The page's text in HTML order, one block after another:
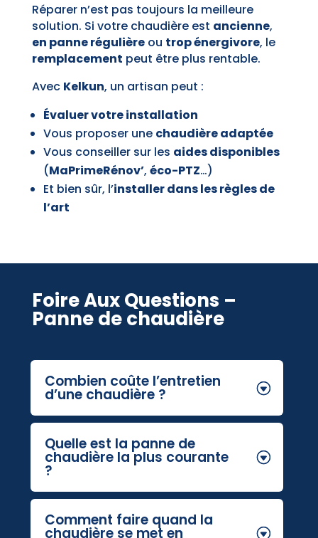
Réparer n’est pas toujours la meilleure
solution. Si votre chaudière est ancienne,
en panne régulièreou trop énergivore, le
remplacement peut être plus rentable.
Avec Kelkun, un artisan peut :
Évaluer votre installation
Vous proposer une chaudière adaptée
Vous conseiller sur les aides disponibles
(MaPrimeRénov’, éco-PTZ…)
Et bien sûr, l’installer dans les règles de
l’art
Foire Aux Questions –
Panne de chaudière
Combien coûte l’entretien
d’une chaudière ?
Quelle est la panne de
chaudière la plus courante
?
Comment faire quand la
chaudière se met en